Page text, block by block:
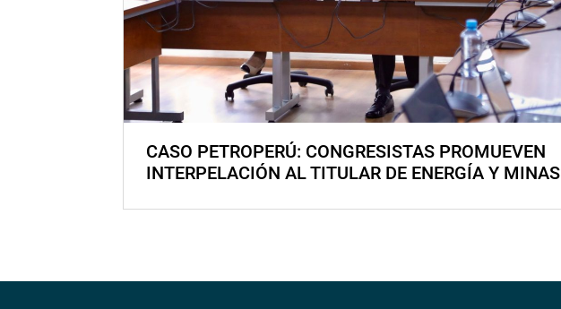
CASO PETROPERÚ: CONGRESISTAS PROMUEVEN
INTERPELACIÓN AL TITULAR DE ENERGÍA Y MINAS